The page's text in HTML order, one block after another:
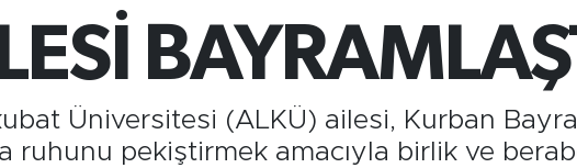
Üniversitesi (ALKÜ) ailesi, Kurban
ruhunu pekiştirmek amacıyla birlik ve